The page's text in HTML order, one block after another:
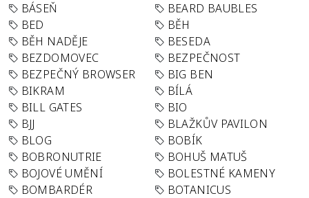
BÁSEŇ
BEARD BAUBLES
BED
BĚH
BĚH NADĚJE
BESEDA
BEZDOMOVEC
BEZPEČNOST
BEZPEČNÝ BROWSER
BIG BEN
BIKRAM
BÍLÁ
BILL GATES
BIO
BJJ
BLAŽKŮV PAVILON
BLOG
BOBÍK
BOBRONUTRIE
BOHUŠ MATUŠ
BOJOVÉ UMĚNÍ
BOLESTNÉ KAMENY
BOMBARDÉR
BOTANICUS